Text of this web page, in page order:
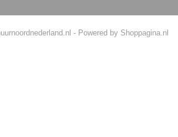
- Powered by Shoppagina.nl